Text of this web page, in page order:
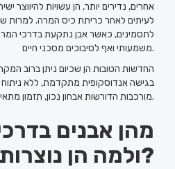
אחרים, נדירים יותר, הן עשויות להיווצר
לעיתים לאחר כריתת כיס המרה. למרות
לתסמינים, כאשר אבן נתקעת בדרכי
משמעותי ואף לסיבוכים מסכני חיים.
החדשות הטובות הן שכיום ניתן ברוב
בגישה אנדוסקופית מתקדמת, ללא
מורכבות הדורשות אבחון נכון, תזמון מתאים וניסיון רב בביצוע.
מהן אבנים
ולמה הן נוצרות?